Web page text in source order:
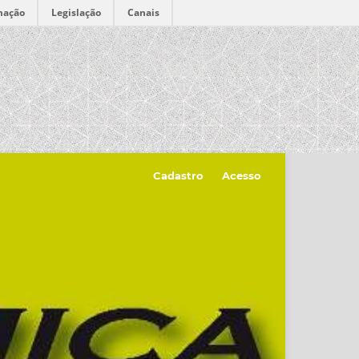
Legislação Canais
Cadastro Acesso